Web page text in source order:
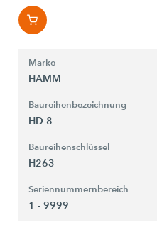
Marke
HAMM
Baureihenbezeichnung
HD 8
Baureihenschlüssel
H263
Seriennummernbereich
1 - 9999